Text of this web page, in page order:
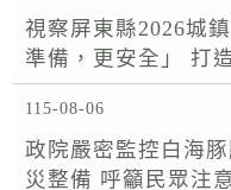
視察屏東縣2026城
準備，更安全」 打
115-08-06
政院嚴密監控白海
災整備 呼籲民眾注